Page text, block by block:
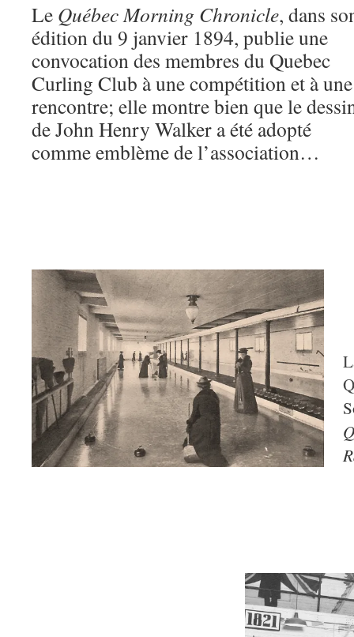
Le Québec Morning Chronicle, dans
édition du 9 janvier 1894, publie une
convocation des membres du Quebec
Curling Club à une compétition et à une
rencontre; elle montre bien que le
de John Henry Walker a été adopté
comme emblème de l’association…